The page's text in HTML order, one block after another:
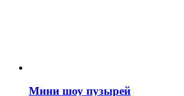
Мини шоу пузырей